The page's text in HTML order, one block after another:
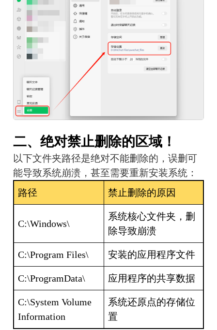
二、绝对禁止删除的区域！
以下文件夹路径是绝对不能删除的，误删可
能导致系统崩溃，甚至需要重新安装系统：
路径
禁止删除的原因
C:\Windows\
系统核心文件夹，删
除导致崩溃
C:\Program Files\ 安装的应用程序文件
C:\ProgramData\ 应用程序的共享数据
C:\System Volume
Information
系统还原点的存储位
置